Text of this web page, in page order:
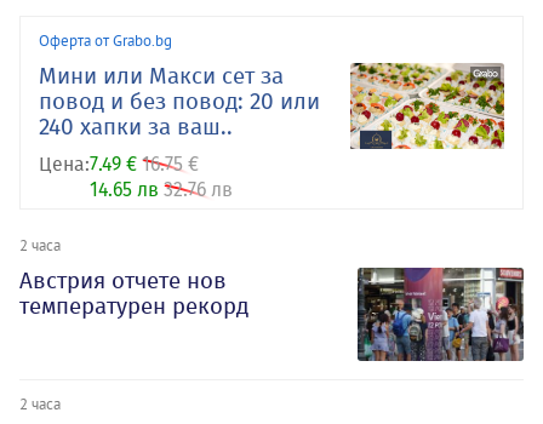
Оферта от Grabo.bg
Мини или Макси сет за
повод и без повод: 20 или
240 хапки за ваш..
Цена:7.49 € 16.75 €
14.65 лв 32.76 лв
2 часа
Австрия отчете нов
температурен рекорд
2 часа